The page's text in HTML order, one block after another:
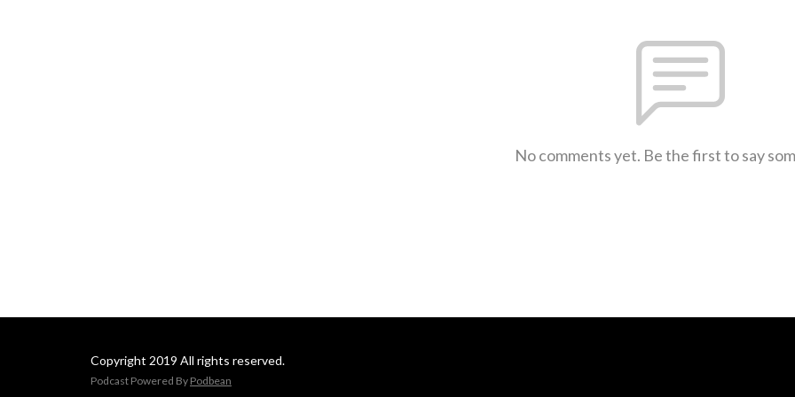
No comments yet. Be the first to say
Copyright 2019 All rights reserved.
Podcast Powered By Podbean